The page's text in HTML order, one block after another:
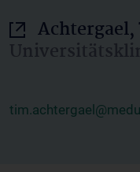
Achtergael,